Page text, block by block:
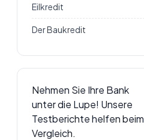
Eilkredit
Der Baukredit
Nehmen Sie Ihre Bank
unter die Lupe! Unsere
Testberichte helfen beim
Vergleich.